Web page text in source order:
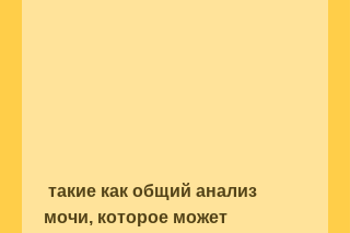
мочи, которое может